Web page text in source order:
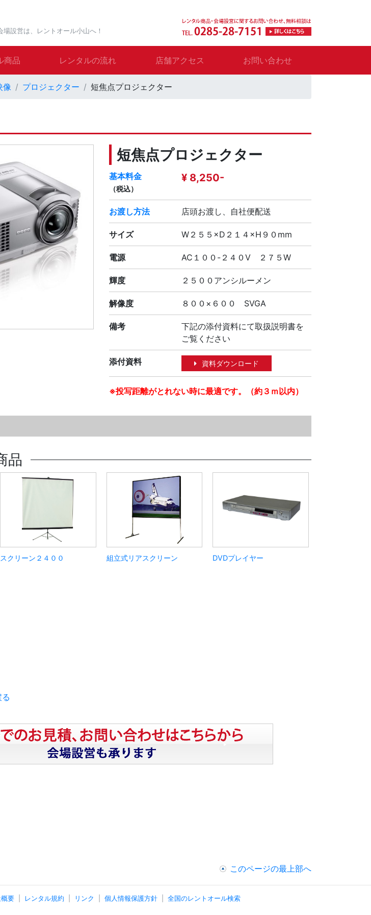
設営は、レントオール小山へ！
商品 レンタルの流れ 店舗アクセス お問い合わせ
像 プロジェクター 短焦点プロジェクター
短焦点プロジェクター
基本料金
（税込）
¥ 8,250-
お渡し方法 店頭お渡し、自社便配送
サイズ W２５５×D２１４×H９０mm
電源 AC１００-２４０V ２７５W
輝度 ２５００アンシルーメン
解像度 ８００×６００ SVGA
備考
下記の添付資料にて取扱説明書を
ご覧ください
添付資料 資料ダウンロード
※投写距離がとれない時に最適です。（約３ｍ以内）
品
スクリーン２４００ 組立式リアスクリーン DVDプレイヤー
このページの最上部へ
要 レンタル規約 リンク 個人情報保護方針 全国のレントオール検索